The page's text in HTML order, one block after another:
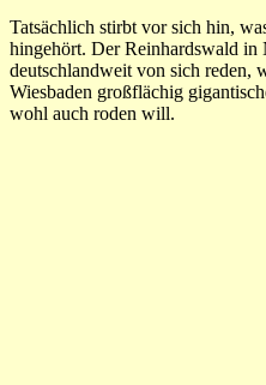
Tatsächlich stirbt vor sich hin,
hingehört. Der Reinhardswald in
deutschlandweit von sich
Wiesbaden großflächig
wohl auch roden will.